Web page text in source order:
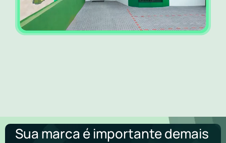
Sua marca é importante demais